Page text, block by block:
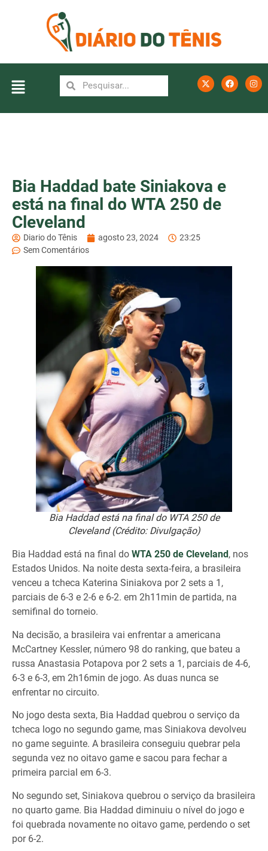
Bia Haddad bate Siniakova e
está na final do WTA 250 de
Cleveland
Diario do Tênis agosto 23, 2024
23:25
Sem Comentários
Bia Haddad está na final do WTA 250 de
Cleveland (Crédito: Divulgação)
Bia Haddad está na final do WTA 250 de Cleveland , nos
Estados Unidos. Na noite desta sexta-feira, a brasileira
venceu a tcheca Katerina Siniakova por 2 sets a 1,
parciais de 6-3 e 2-6 e 6-2. em 2h11min de partida, na
semifinal do torneio.
Na decisão, a brasileira vai enfrentar a americana
McCartney Kessler, número 98 do ranking, que bateu a
russa Anastasia Potapova por 2 sets a 1, parciais de 4-6,
6-3 e 6-3, em 2h16min de jogo. As duas nunca se
enfrentar no circuito.
No jogo desta sexta, Bia Haddad quebrou o serviço da
tcheca logo no segundo game, mas Siniakova devolveu
no game seguinte. A brasileira conseguiu quebrar pela
segunda vez no oitavo game e sacou para fechar a
primeira parcial em 6-3.
No segundo set, Siniakova quebrou o serviço da brasileira
no quarto game. Bia Haddad diminuiu o nível do jogo e
foi quebrada novamente no oitavo game, perdendo o set
por 6-2.